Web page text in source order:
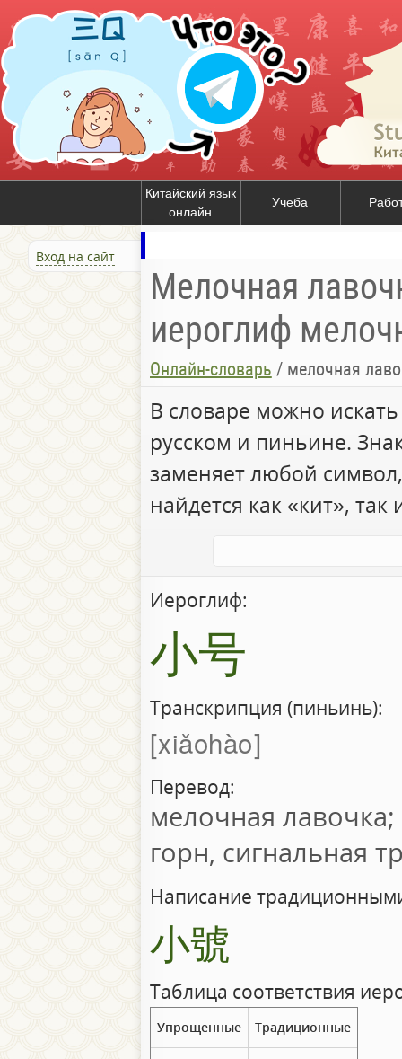
Китайский язык
онлайн
Учеба
Вход на сайт
Мелочная
иероглиф
Онлайн-словарь / мелочная лавочка;
В словаре можно
русском и пиньине.
заменяет любой
найдется как «кит», так
Иероглиф:
小号
Транскрипция (пиньинь):
xiǎohào
Перевод:
мелочная
горн, сигнальная
Написание
小號
Таблица соответствия
Упрощенные Традиционные